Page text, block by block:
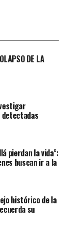
DE LA
pierdan la vida”:
buscan ir a la
histórico de la
su